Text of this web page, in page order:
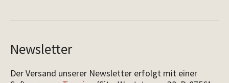
Newsletter
Der Versand unserer Newsletter erfolgt mit einer